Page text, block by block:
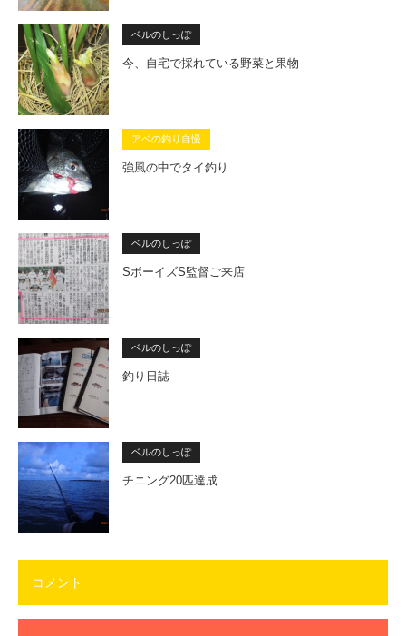
ベルのしっぽ
今、自宅で採れている野菜と果物
アベの釣り自慢
強風の中でタイ釣り
ベルのしっぽ
SボーイズS監督ご来店
ベルのしっぽ
釣り日誌
ベルのしっぽ
チニング20匹達成
コメント